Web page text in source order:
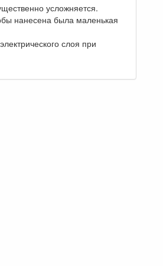
усложняется.
нанесена была маленькая
слоя при